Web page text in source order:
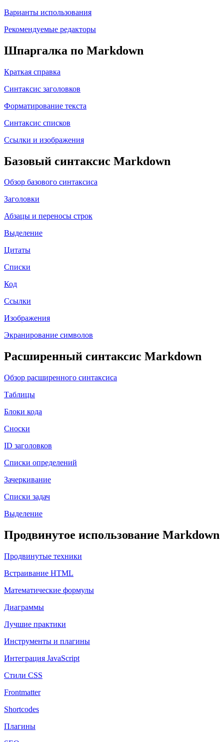
Варианты использования
Рекомендуемые редакторы
Шпаргалка по Markdown
Краткая справка
Синтаксис заголовков
Форматирование текста
Синтаксис списков
Ссылки и изображения
Базовый синтаксис Markdown
Обзор базового синтаксиса
Заголовки
Абзацы и переносы строк
Выделение
Цитаты
Списки
Код
Ссылки
Изображения
Экранирование символов
Расширенный синтаксис Markdown
Обзор расширенного синтаксиса
Таблицы
Блоки кода
Сноски
ID заголовков
Списки определений
Зачеркивание
Списки задач
Выделение
Продвинутое использование Markdown
Продвинутые техники
Встраивание HTML
Математические формулы
Диаграммы
Лучшие практики
Инструменты и плагины
Интеграция JavaScript
Стили CSS
Frontmatter
Shortcodes
Плагины